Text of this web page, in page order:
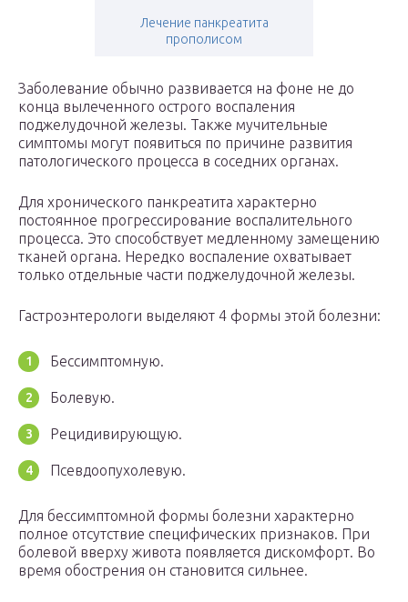
Лечение панкреатита
прополисом
Заболевание обычно развивается на фоне не до
конца вылеченного острого воспаления
поджелудочной железы. Также мучительные
симптомы могут появиться по причине развития
патологического процесса в соседних органах.
Для хронического панкреатита характерно
постоянное прогрессирование воспалительного
процесса. Это способствует медленному замещению
тканей органа. Нередко воспаление охватывает
только отдельные части поджелудочной железы.
Гастроэнтерологи выделяют 4 формы этой болезни:
Бессимптомную.
Болевую.
Рецидивирующую.
Псевдоопухолевую.
Для бессимптомной формы болезни характерно
полное отсутствие специфических признаков. При
болевой вверху живота появляется дискомфорт. Во
время обострения он становится сильнее.